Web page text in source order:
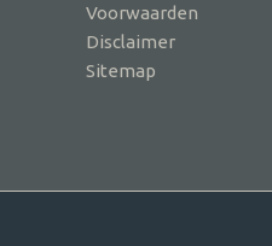
Voorwaarden
Disclaimer
Sitemap